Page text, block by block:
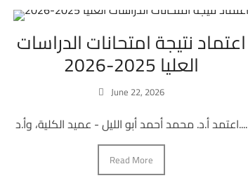
اعتماد نتيجة امتحانات الدراسات
العليا 2025-2026
June 22, 2026
اعتمد أ.د. محمد أحمد أبو الليل - عميد الكلية، وأ.د....
Read More